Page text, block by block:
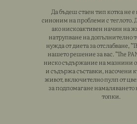
Да бъдеш стаен тип котка не
синоним на проблеми с теглото.
ако нискоактивен начин на
натрупване на допълнително
нужда от диета за отслабване,
нашето решение за вас. "The
ниско съдържание на мазнини
и съдържа съставки, насочени
живот, включително пулп от
за подпомагане намаляването
топки.